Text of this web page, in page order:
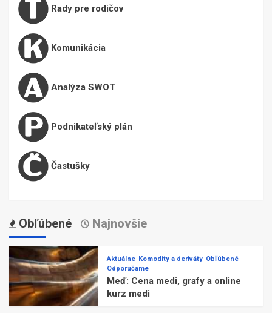
Rady pre rodičov
Komunikácia
Analýza SWOT
Podnikateľský plán
Častušky
Obľúbené Najnovšie
Aktuálne Komodity a deriváty Obľúbené
Odporúčame
Meď: Cena medi, grafy a online
kurz medi